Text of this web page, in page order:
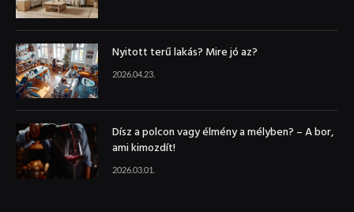
Nyitott terű lakás? Mire jó az?
2026.04.23.
Dísz a polcon vagy élmény a mélyben? – A bor,
ami kimozdít!
2026.03.01.